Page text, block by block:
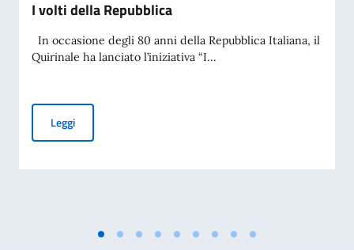
I volti della Repubblica
In occasione degli 80 anni della Repubblica Italiana, il
Quirinale ha lanciato l’iniziativa “I...
LeggiI volti della Repubblica